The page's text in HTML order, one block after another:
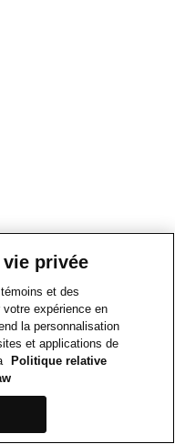
privée
et des
expérience en
la personnalisation
et applications de
Politique relative